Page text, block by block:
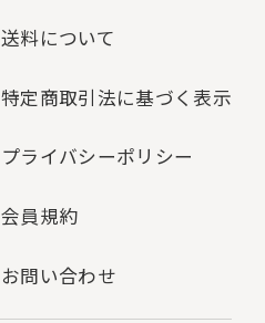
送料について
特定商取引法に基づく表示
プライバシーポリシー
会員規約
お問い合わせ